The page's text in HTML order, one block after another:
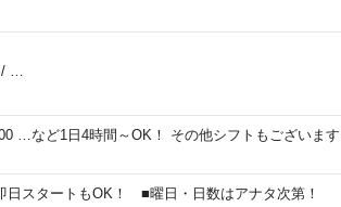
/
…など1日4時間～OK！ その他シフトもございま
スタートもOK！ ■曜日・日数はアナタ次第！